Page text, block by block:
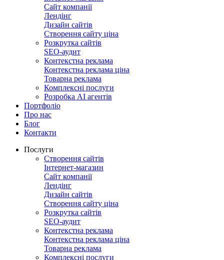
Сайт компанії
Лендінг
Дизайн сайтів
Створення сайту ціна
Розкрутка сайтів
SEO-аудит
Контекстна реклама
Контекстна реклама ціна
Товарна реклама
Комплексні послуги
Розробка АІ агентів
Портфоліо
Про нас
Блог
Контакти
Послуги
Створення сайтів
Інтернет-магазин
Сайт компанії
Лендінг
Дизайн сайтів
Створення сайту ціна
Розкрутка сайтів
SEO-аудит
Контекстна реклама
Контекстна реклама ціна
Товарна реклама
Комплексні послуги